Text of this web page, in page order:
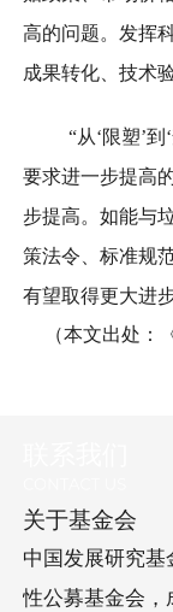
高的问题。发挥
成果转化、技术
“从‘限塑’
要求进一步提高
步提高。如能与
策法令、标准规
有望取得更大进
（本文出处：
关于基金会
中国发展研究基
性公募基金会，